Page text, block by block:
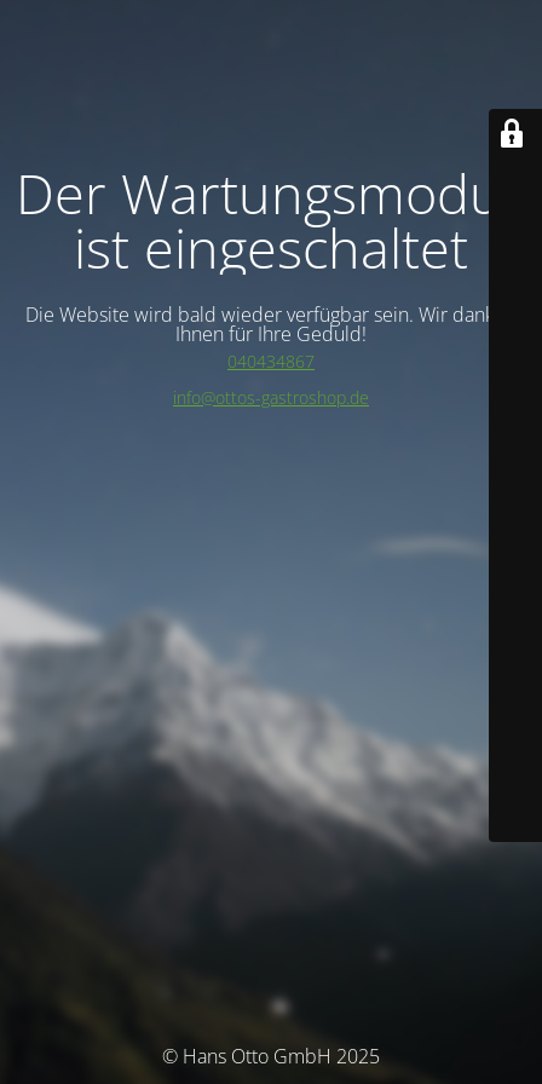
Der Wartungsmodus
ist eingeschaltet
Die Website wird bald wieder verfügbar sein. Wir danken
Ihnen für Ihre Geduld!
040434867
info@ottos-gastroshop.de
© Hans Otto GmbH 2025